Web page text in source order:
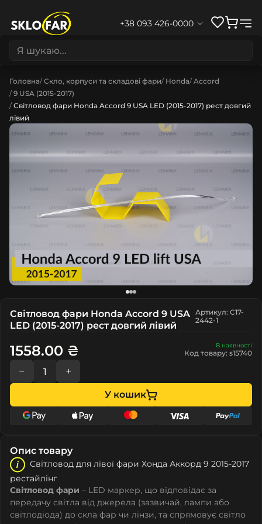
+38 093 426-0000
Головна Скло, корпуси та складові фари Honda Accord
9 USA (2015-2017)
Світловод фари Honda Accord 9 USA LED (2015-2017) рест довгий
лівий
Світловод фари Honda Accord 9 USA
LED (2015-2017) рест довгий лівий
Артикул: C17-
2442-1
В наявності
Код товару: s15740
1558.00 ₴
− +
У кошик
Опис товару
Світловод для лівої фари Хонда Аккорд 9 2015-2017
рестайлінг
Світловод фари – LED маркер, що відповідає за
передачу світла від джерела (зазвичай, лампи або
світлодіода) до скла фар чи лінзи, та спрямовує світло